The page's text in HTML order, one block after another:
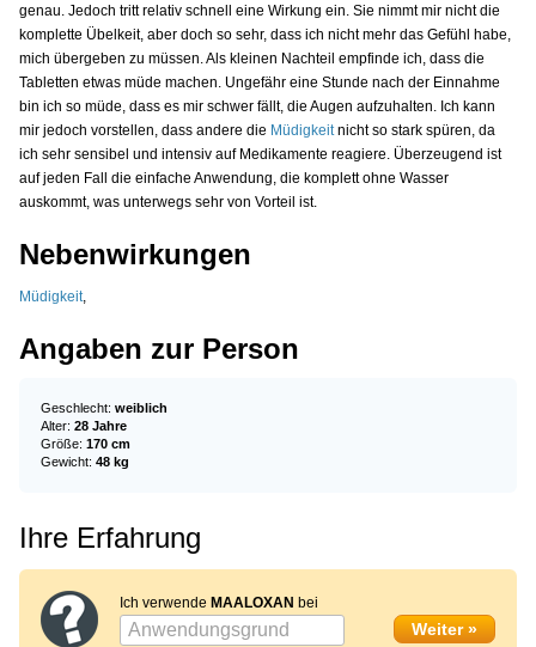
genau. Jedoch tritt relativ schnell eine Wirkung ein. Sie nimmt mir nicht die
komplette Übelkeit, aber doch so sehr, dass ich nicht mehr das Gefühl habe,
mich übergeben zu müssen. Als kleinen Nachteil empfinde ich, dass die
Tabletten etwas müde machen. Ungefähr eine Stunde nach der Einnahme
bin ich so müde, dass es mir schwer fällt, die Augen aufzuhalten. Ich kann
mir jedoch vorstellen, dass andere die Müdigkeit nicht so stark spüren, da
ich sehr sensibel und intensiv auf Medikamente reagiere. Überzeugend ist
auf jeden Fall die einfache Anwendung, die komplett ohne Wasser
auskommt, was unterwegs sehr von Vorteil ist.
Nebenwirkungen
Müdigkeit
Angaben zur Person
Geschlecht: weiblich
Alter: 28 Jahre
Größe: 170 cm
Gewicht: 48 kg
Ihre Erfahrung
Ich verwende MAALOXAN bei